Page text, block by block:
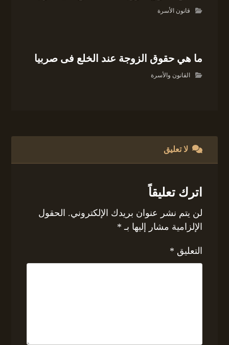
قانون الأسرة
ما هي حقوق الزوجة عند الخلع فى صربيا
القانون والأسرة
لا تعليق
اترك تعليقاً
لن يتم نشر عنوان بريدك الإلكتروني. الحقول
الإلزامية مشار إليها بـ *
التعليق *